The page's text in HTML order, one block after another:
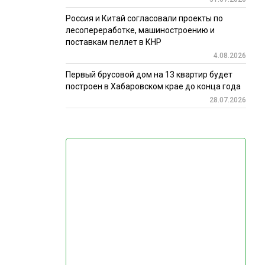
Россия и Китай согласовали проекты по
лесопереработке, машиностроению и
поставкам пеллет в КНР
4.08.2026
Первый брусовой дом на 13 квартир будет
построен в Хабаровском крае до конца года
28.07.2026